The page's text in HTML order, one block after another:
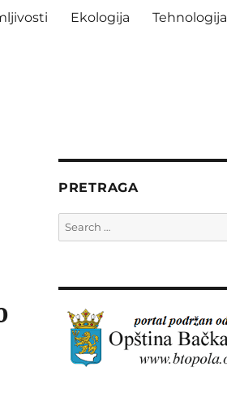
Ekologija Tehnologija
PRETRAGA
Search
for: